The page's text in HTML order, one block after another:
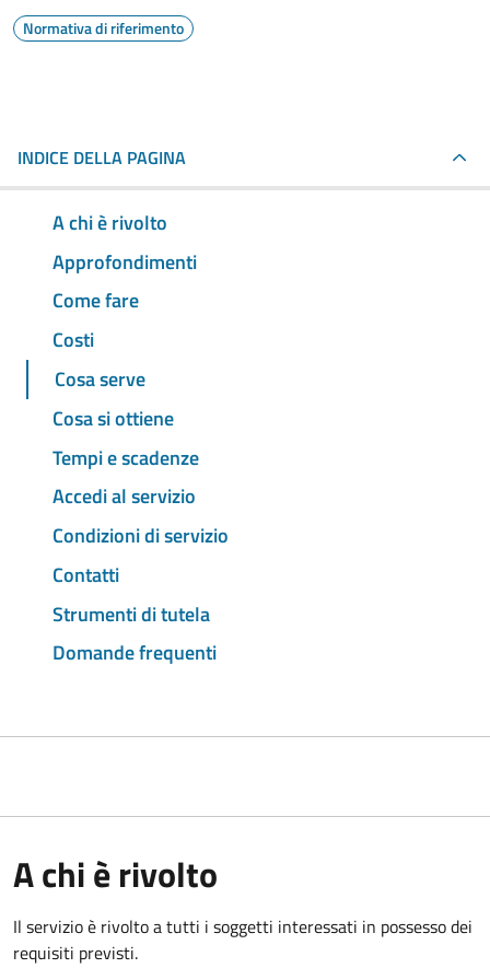
Normativa di riferimento
INDICE DELLA PAGINA
A chi è rivolto
Approfondimenti
Come fare
Costi
Cosa serve
Cosa si ottiene
Tempi e scadenze
Accedi al servizio
Condizioni di servizio
Contatti
Strumenti di tutela
Domande frequenti
A chi è rivolto
Il servizio è rivolto a tutti i soggetti interessati in possesso dei
requisiti previsti.